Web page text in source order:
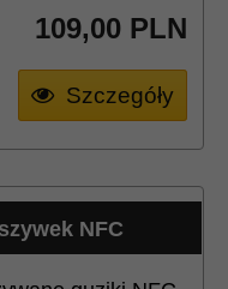
109,00 PLN
Szczegóły
NFC